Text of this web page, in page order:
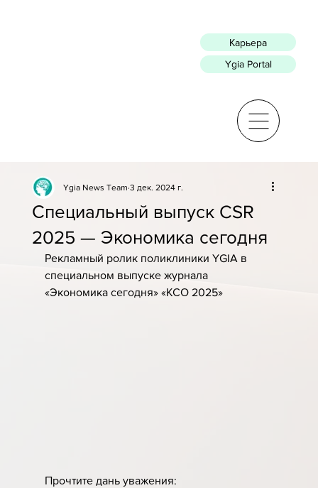
Карьера
Ygia Portal
Специальный выпуск CSR
2025 — Экономика сегодня
Ygia News Team 3 дек. 2024 г.
Рекламный ролик поликлиники YGIA в
специальном выпуске журнала
«Экономика сегодня» «КСО 2025»
Прочтите дань уважения: